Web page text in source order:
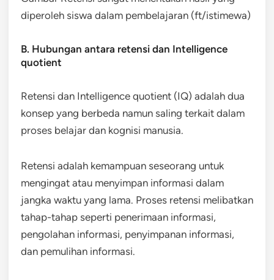
diperoleh siswa dalam pembelajaran (ft/istimewa)
B. Hubungan antara retensi dan Intelligence
quotient
Retensi dan Intelligence quotient (IQ) adalah dua
konsep yang berbeda namun saling terkait dalam
proses belajar dan kognisi manusia.
Retensi adalah kemampuan seseorang untuk
mengingat atau menyimpan informasi dalam
jangka waktu yang lama. Proses retensi melibatkan
tahap-tahap seperti penerimaan informasi,
pengolahan informasi, penyimpanan informasi,
dan pemulihan informasi.